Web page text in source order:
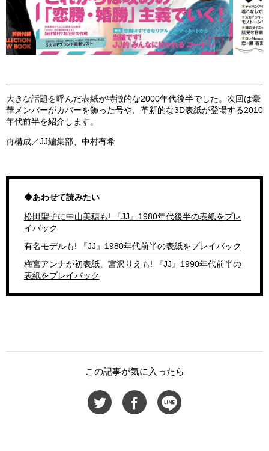
大きな話題を呼んだ表紙が特徴的な2000年代後半でした。次回は豪
華メンバーがカバーを飾った号や、革新的な3D表紙が登場する2010
年代前半を紹介します。
再構成／JJ編集部、中村有希
◆あわせて読みたい
松田聖子に中山美穂も! 『JJ』1980年代後半の表紙をプレ
イバック
有名モデルも! 『JJ』1980年代前半の表紙をプレイバック
梅宮アンナが初表紙、宮沢りえも! 『JJ』1990年代前半の
表紙をプレイバック
この記事が気に入ったら